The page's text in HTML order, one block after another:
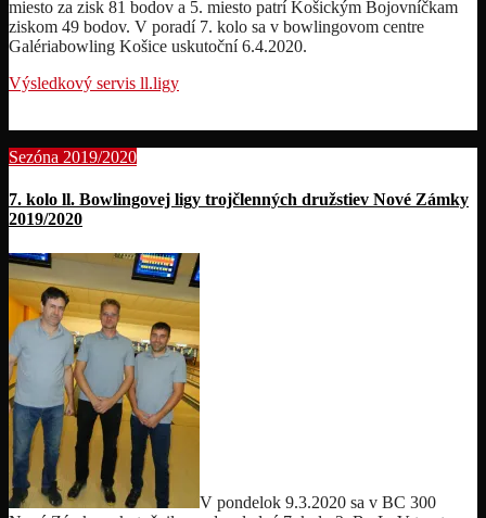
miesto za zisk 81 bodov a 5. miesto patrí Košickým Bojovníčkam
ziskom 49 bodov. V poradí 7. kolo sa v bowlingovom centre
Galériabowling Košice uskutoční 6.4.2020.
Výsledkový servis ll.ligy
Sezóna 2019/2020
7. kolo ll. Bowlingovej ligy trojčlenných družstiev Nové Zámky
2019/2020
V pondelok 9.3.2020 sa v BC 300